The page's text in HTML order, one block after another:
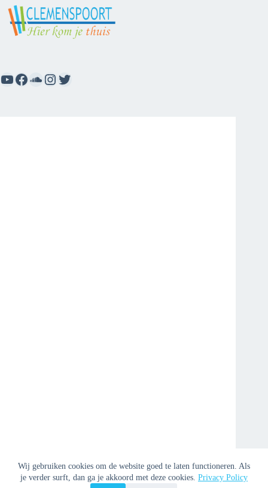
Wij gebruiken cookies om de website goed te laten functioneren. Als
je verder surft, dan ga je akkoord met deze cookies. Privacy Policy